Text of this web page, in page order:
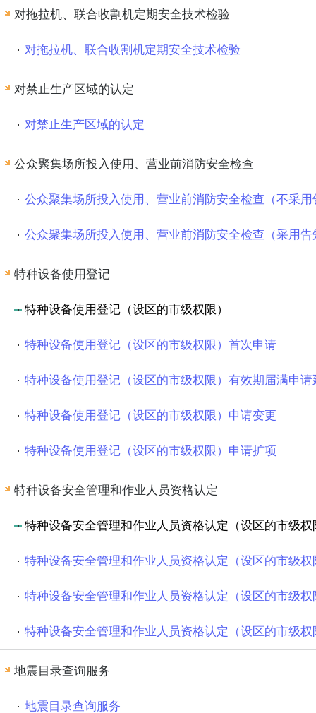
对拖拉机、联合收割机定期安全技术检验
对拖拉机、联合收割机定期安全技术检验
对禁止生产区域的认定
对禁止生产区域的认定
公众聚集场所投入使用、营业前消防安全检查
公众聚集场所投入使用、营业前消防安全检查（不采用
公众聚集场所投入使用、营业前消防安全检查（采用告
特种设备使用登记
特种设备使用登记（设区的市级权限）
特种设备使用登记（设区的市级权限）首次申请
特种设备使用登记（设区的市级权限）有效期届满申请
特种设备使用登记（设区的市级权限）申请变更
特种设备使用登记（设区的市级权限）申请扩项
特种设备安全管理和作业人员资格认定
特种设备安全管理和作业人员资格认定（设区的市级权
特种设备安全管理和作业人员资格认定（设区的市级
特种设备安全管理和作业人员资格认定（设区的市级
特种设备安全管理和作业人员资格认定（设区的市级
地震目录查询服务
地震目录查询服务